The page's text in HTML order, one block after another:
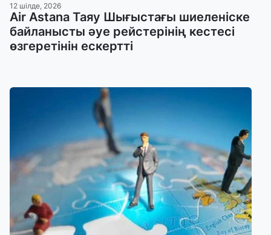
12 шілде, 2026
Air Astana Таяу Шығыстағы шиеленіске
байланысты әуе рейстерінің кестесі
өзгеретінін ескертті